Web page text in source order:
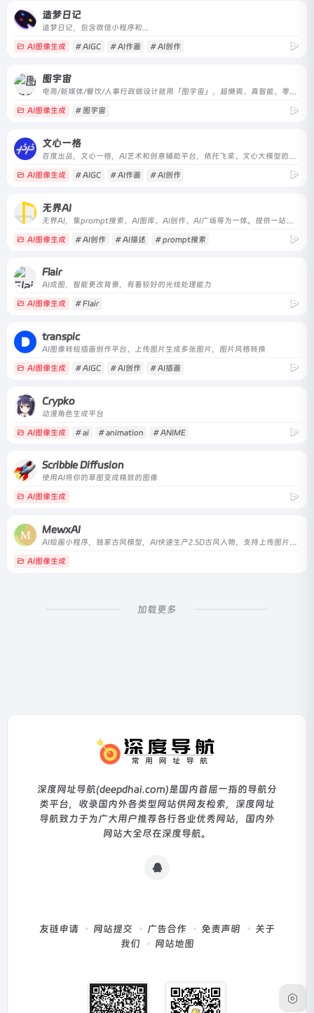
造梦日记
造梦日记，包含微信小程序和...
AI图像生成 # AIGC # AI作画 # AI创作
图宇宙
电商/新媒体/餐饮/人事行政做设计就用「图宇宙」，超懒爽、真智能、零风险；给我需求，给你设计，自动生成多平台、多尺寸结果；臻选素材，正版授权，安心商用
AI图像生成 # 图宇宙
文心一格
百度出品，文心一格，AI艺术和创意辅助平台，依托飞桨、文心大模型的技术创新推出的“AI作画”产品，可轻松驾驭多种风格，人人皆可“一语成画”
AI图像生成 # AIGC # AI作画 # AI创作
无界AI
无界AI，集prompt搜索、AI图库、AI创作、AI广场等为一体。提供一站式AI搜索-创作-交流-分享服务。
AI图像生成 # AI创作 # AI描述 # prompt搜索
Flair
AI成图，智能更改背景，有着较好的光线处理能力
AI图像生成 # Flair
transpic
AI图像转绘插画创作平台、上传图片生成多张图片，图片风格转换
AI图像生成 # AIGC # AI创作 # AI插画
Crypko
动漫角色生成平台
AI图像生成 # ai # animation # ANIME
Scribble Diffusion
使用AI将你的草图变成精致的图像
AI图像生成
MewxAI
AI绘画小程序，独家古风模型，AI快速生产2.5D古风人物，支持上传图片生成手绘头像、古风头像
AI图像生成
加载更多
深度网址导航(deepdhai.com)是国内首屈一指的导航分
类平台，收录国内外各类型网站供网友检索，深度网址
导航致力于为广大用户推荐各行各业优秀网站，国内外
网站大全尽在深度导航。
友链申请 网站提交 广告合作 免责声明
关于
我们
网站地图